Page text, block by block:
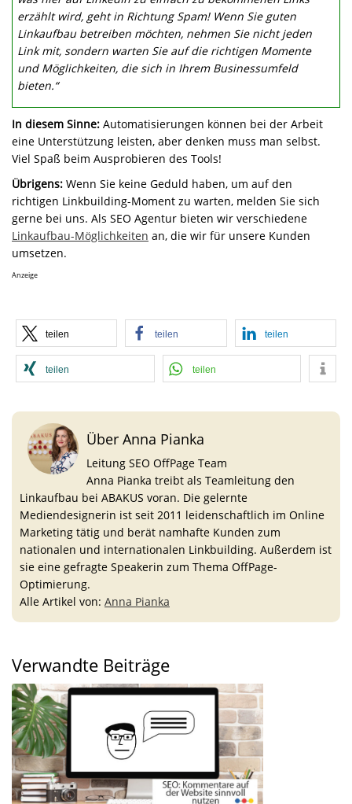
erzählt wird, geht in Richtung Spam! Wenn Sie guten
Linkaufbau betreiben möchten, nehmen Sie nicht jeden
Link mit, sondern warten Sie auf die richtigen Momente
und Möglichkeiten, die sich in Ihrem Businessumfeld
bieten.“
In diesem Sinne: Automatisierungen können bei der Arbeit
eine Unterstützung leisten, aber denken muss man selbst.
Viel Spaß beim Ausprobieren des Tools!
Übrigens: Wenn Sie keine Geduld haben, um auf den
richtigen Linkbuilding-Moment zu warten, melden Sie sich
gerne bei uns. Als SEO Agentur bieten wir verschiedene
Linkaufbau-Möglichkeiten an, die wir für unsere Kunden
umsetzen.
Anzeige
teilen teilen teilen
teilen teilen
Über Anna Pianka
Leitung SEO OffPage Team
Anna Pianka treibt als Teamleitung den
Linkaufbau bei ABAKUS voran. Die gelernte
Mediendesignerin ist seit 2011 leidenschaftlich im Online
Marketing tätig und berät namhafte Kunden zum
nationalen und internationalen Linkbuilding. Außerdem ist
sie eine gefragte Speakerin zum Thema OffPage-
Optimierung.
Alle Artikel von: Anna Pianka
Verwandte Beiträge